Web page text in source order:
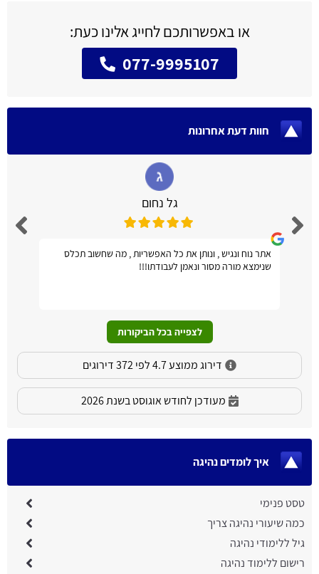
או באפשרותכם לחייג אלינו כעת:
077-9995107
חוות דעת אחרונות
גל נחום
אתר נוח ונגיש , ונותן את כל האפשריות , מה שחשוב תכלס
שנימצא מורה מסור ונאמן לעבודתו!!!
לצפייה בכל הביקורות
דירוג ממוצע 4.7 לפי 372 דירוגים
מעודכן לחודש אוגוסט בשנת 2026
איך לומדים נהיגה
טסט פנימי
כמה שיעורי נהיגה צריך
גיל ללימודי נהיגה
רישום ללימוד נהיגה